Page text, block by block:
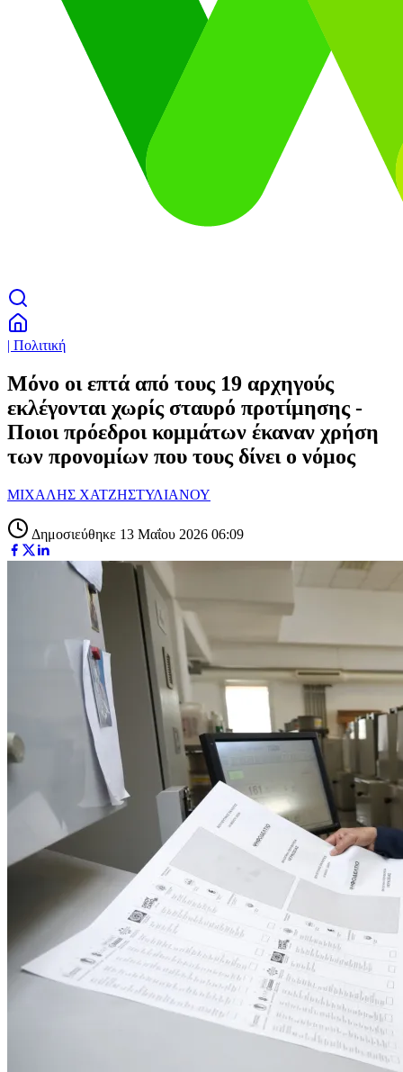
| Πολιτική
Μόνο οι επτά από τους 19 αρχηγούς
εκλέγονται χωρίς σταυρό προτίμησης -
Ποιοι πρόεδροι κομμάτων έκαναν χρήση
των προνομίων που τους δίνει ο νόμος
ΜΙΧΑΛΗΣ ΧΑΤΖΗΣΤΥΛΙΑΝΟΥ
Δημοσιεύθηκε 13 Μαΐου 2026 06:09